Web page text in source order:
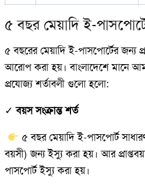
৫ বছর মেয়াদি ই-
৫ বছরের মেয়াদি ই-পাসপোর্টের জন্য
আরোপ করা হয়। বাংলাদেশে মানে
প্রযোজ্য শর্তাবলী গুলো হলো:
✓বয়স সংক্রান্ত শর্ত
৫ বছর মেয়াদি ই-পাসপোর্ট
বয়সী) জন্য ইস্যু করা হয়। আর
পাসপোর্ট ইস্যু করা হয়।